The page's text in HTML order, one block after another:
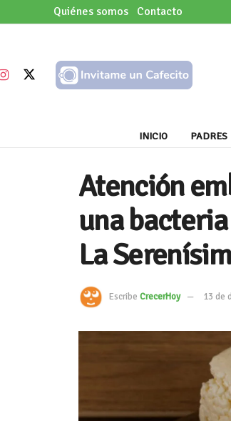
Quiénes somos Contacto
INICIO PADRES
Atención
una
La
Escribe CrecerHoy 13 de